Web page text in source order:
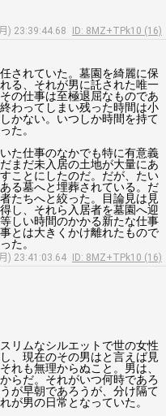
) 23:39:44.68
ID: 8MZ+TPk10 (16)
されていた。墓園を綺麗に保
る、それが男に託された唯一
の仕事は至極退屈なものであ
わってしまい残った時間は小
かない。いつしか時間を持て
た。
た仕事のなかでも特に有意義
まだ未入居の土地が大量にあ
ことにしたのだ。だが、たい
る墓へと埋葬されている。だ
たちへと絞った。目論見は見
し、それら入居者を墓園へ迎
しい時間のかかる新たな仕事
とは大きくかけ離れたもので
た。
) 23:41:03.64
ID: 8MZ+TPk10 (16)
リムなシルエットで世の女性
、現在のその男はと言えば見
れも無理からぬこと。男は、
らだ。それがいつ何時であろ
が早朝であろうが、分け隔て
が男の日常となっていた。